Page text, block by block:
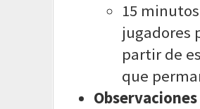
15
jugadores
partir de
que